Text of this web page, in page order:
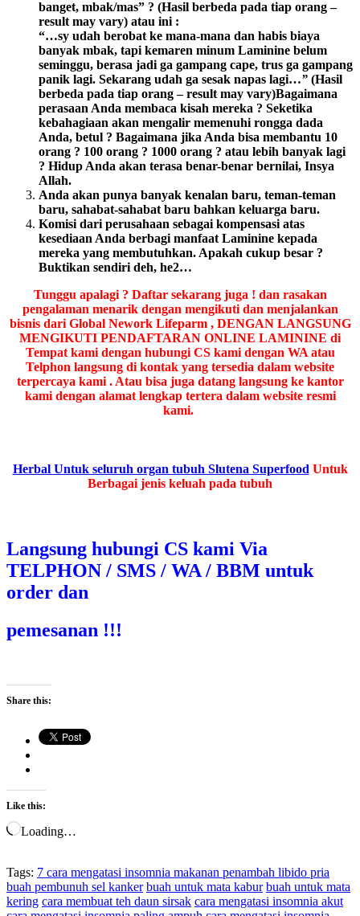
banget, mbak/mas” ? (Hasil berbeda pada tiap orang –
result may vary) atau ini :
“…sy udah berobat ke mana-mana dan habis biaya
banyak mbak, tapi kemaren minum Laminine belum
seminggu, berasa jadi ga gampang cape, trus ga gampang
panik lagi. Sekarang udah ga sesak napas lagi…” (Hasil
berbeda pada tiap orang – result may vary)Bagaimana
perasaan Anda membaca kisah mereka ? Seketika
kebahagiaan akan mengalir memenuhi rongga dada
Anda, betul ? Bagaimana jika Anda bisa membantu 10
orang ? 100 orang ? 1000 orang ? atau lebih banyak lagi
? Hidup Anda akan terasa benar-benar bernilai, Insya
Allah.
Anda akan punya banyak kenalan baru, teman-teman
baru, sahabat-sahabat baru bahkan keluarga baru.
Komisi dari perusahaan sebagai kompensasi atas
kesediaan Anda berbagi manfaat Laminine kepada
mereka yang membutuhkan. Apakah cukup besar ?
Buktikan sendiri deh, he2…
Tunggu apalagi ? Daftar sekarang juga ! dan rasakan
pengalaman menarik dengan mengikuti dan menjalankan
bisnis dari Global Nework Lifeparm , DENGAN LANGSUNG
MENGIKUTI PENDAFTARAN ONLINE LAMININE di
Tempat kami dengan hubungi CS kami dengan WA atau
Telphon langsung di kontak yang tersedia dalam website
terpercaya kami . Atau bisa juga datang langsung ke kantor
kami dengan alamat lengkap tertera dalam website resmi
kami.
Herbal Untuk seluruh organ tubuh Slutena Superfood Untuk
Berbagai jenis keluah pada tubuh
Langsung hubungi CS kami Via
TELPHON / SMS / WA / BBM untuk
order dan
pemesanan !!!
Share this:
Like this:
Loading…
Tags: 7 cara mengatasi insomnia makanan penambah libido pria
buah pembunuh sel kanker buah untuk mata kabur buah untuk mata
kering cara membuat teh daun sirsak cara mengatasi insomnia akut